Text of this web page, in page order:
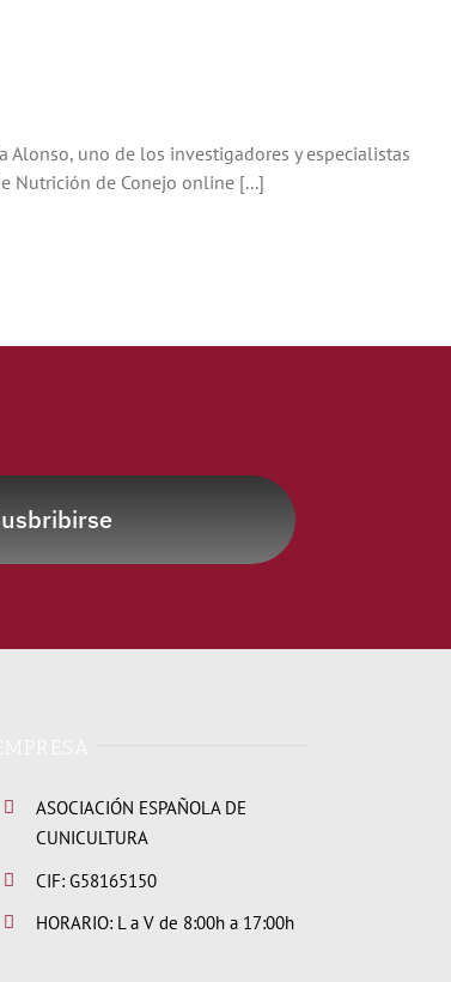
uno de los investigadores y especialistas
Nutrición de Conejo online [...]
ASOCIACIÓN ESPAÑOLA DE
CUNICULTURA
CIF: G58165150
HORARIO: L a V de 8:00h a 17:00h